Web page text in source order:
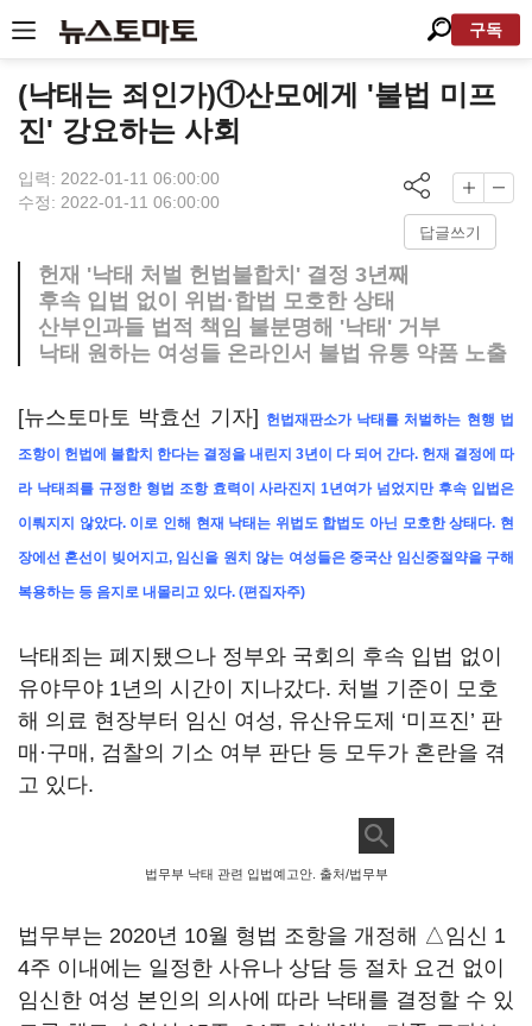
구독
(낙태는 죄인가)①산모에게 '불법 미프
진' 강요하는 사회
입력: 2022-01-11 06:00:00
수정: 2022-01-11 06:00:00
답글쓰기
헌재 '낙태 처벌 헌법불합치' 결정 3년째
후속 입법 없이 위법·합법 모호한 상태
산부인과들 법적 책임 불분명해 '낙태' 거부
낙태 원하는 여성들 온라인서 불법 유통 약품 노출
[뉴스토마토 박효선 기자] 헌법재판소가 낙태를 처벌하는 현행 법
조항이 헌법에 불합치 한다는 결정을 내린지 3년이 다 되어 간다. 헌재 결정에 따
라 낙태죄를 규정한 형법 조항 효력이 사라진지 1년여가 넘었지만 후속 입법은
이뤄지지 않았다. 이로 인해 현재 낙태는 위법도 합법도 아닌 모호한 상태다. 현
장에선 혼선이 빚어지고, 임신을 원치 않는 여성들은 중국산 임신중절약을 구해
복용하는 등 음지로 내몰리고 있다. (편집자주)
낙태죄는 폐지됐으나 정부와 국회의 후속 입법 없이
유야무야 1년의 시간이 지나갔다. 처벌 기준이 모호
해 의료 현장부터 임신 여성, 유산유도제 ‘미프진’ 판
매·구매, 검찰의 기소 여부 판단 등 모두가 혼란을 겪
고 있다.
법무부 낙태 관련 입법예고안. 출처/법무부
법무부는 2020년 10월 형법 조항을 개정해 △임신 1
4주 이내에는 일정한 사유나 상담 등 절차 요건 없이
임신한 여성 본인의 의사에 따라 낙태를 결정할 수 있